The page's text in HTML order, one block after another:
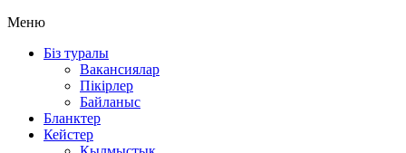
Меню
Біз туралы
Вакансиялар
Пікірлер
Байланыс
Бланктер
Кейстер